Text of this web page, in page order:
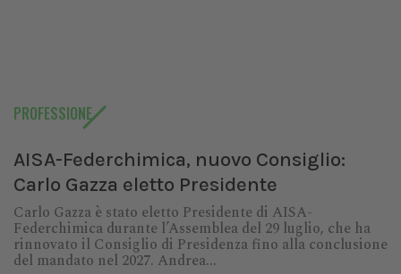
PROFESSIONE
AISA-Federchimica, nuovo Consiglio:
Carlo Gazza eletto Presidente
Carlo Gazza è stato eletto Presidente di AISA-
Federchimica durante l’Assemblea del 29 luglio, che ha
rinnovato il Consiglio di Presidenza fino alla conclusione
del mandato nel 2027. Andrea...